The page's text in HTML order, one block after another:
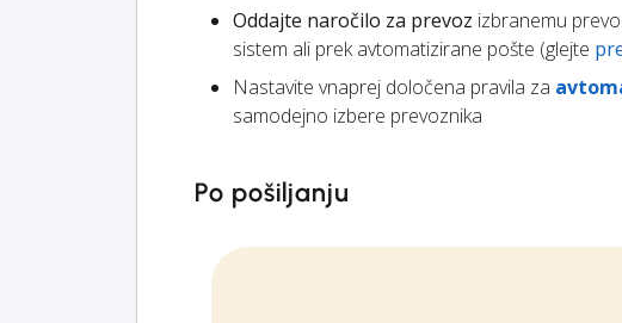
Oddajte naročilo za prevoz izbranemu
sistem ali prek avtomatizirane pošte (glejte
Nastavite vnaprej določena pravila za
samodejno izbere prevoznika
Po pošiljanju